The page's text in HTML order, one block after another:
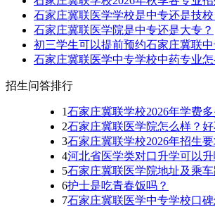
石家庄冀联医学学校是中专还是技校
石家庄冀联医学院是中专还是大专？
初三学生可以提前预约石家庄冀联
石家庄冀联医学中专学校中药专业怎
招生问答排行
1石家庄冀联学校2026年学费
2石家庄冀联医学院怎么样？好
3石家庄冀联学校2026年招生
4河北省医学类对口升学可以升
5石家庄冀联医学院地址及乘
6护士是吃青春饭吗？
7石家庄冀联医学中专学校口碑